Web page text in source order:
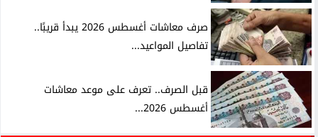
صرف معاشات أغسطس 2026 يبدأ قريبًا..
تفاصيل المواعيد...
قبل الصرف.. تعرف على موعد معاشات
أغسطس 2026...